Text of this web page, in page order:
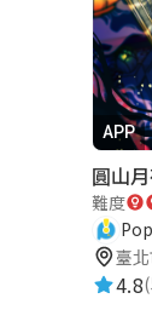
APP
難度
臺
4.8